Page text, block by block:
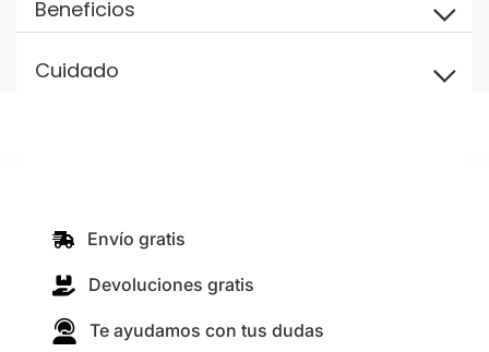
Beneficios
Cuidado
Envío gratis
Devoluciones gratis
Te ayudamos con tus dudas